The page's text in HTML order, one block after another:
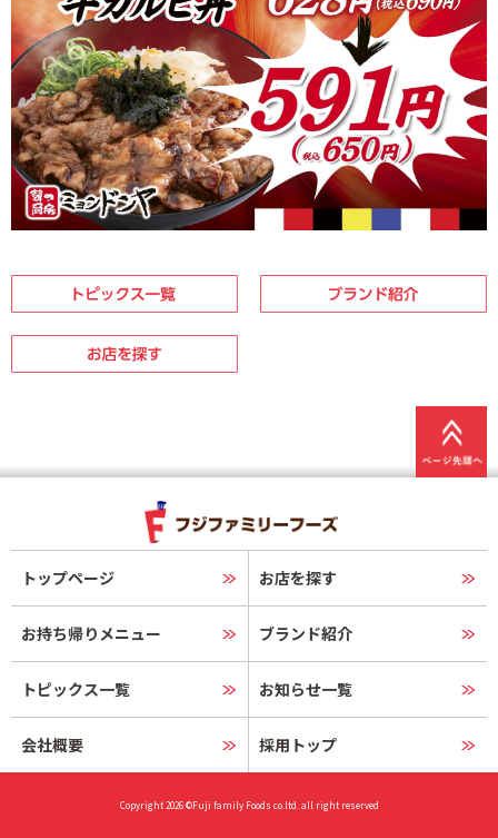
トップページ お店を探す
お持ち帰りメニュー ブランド紹介
トピックス一覧 お知らせ一覧
会社概要 採用トップ
Copyright 2026 ©Fuji family Foods co.ltd. all right reserved